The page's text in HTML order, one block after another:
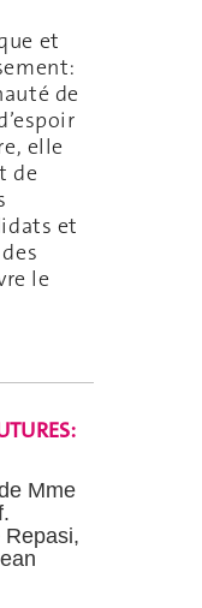
et
de
elle
de
et
le
Mme